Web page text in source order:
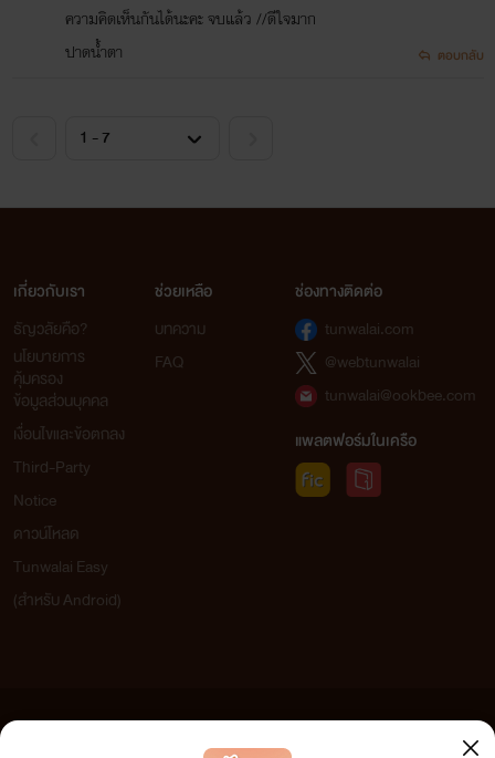
ความคิดเห็นกันได้นะคะ จบแล้ว //ดีใจมาก
ปาดน้ำตา
ตอบกลับ
เกี่ยวกับเรา
ธัญวลัยคือ?
นโยบายการ
คุ้มครอง
ข้อมูลส่วนบุคคล
เงื่อนไขและข้อตกลง
Third-Party
Notice
ดาวน์โหลด
Tunwalai Easy
(สำหรับ Android)
ช่วยเหลือ
บทความ
FAQ
ช่องทางติดต่อ
tunwalai.com
@webtunwalai
tunwalai@ookbee.com
แพลตฟอร์มในเครือ